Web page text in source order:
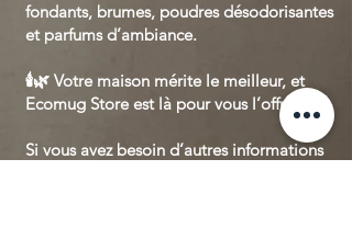
fondants, brumes, poudres désodorisantes
et parfums d’ambiance.
🕯️🌿 Votre maison mérite le meilleur, et
Ecomug Store est là pour vous l’offrir ! 🌟
Si vous avez besoin d’autres informations